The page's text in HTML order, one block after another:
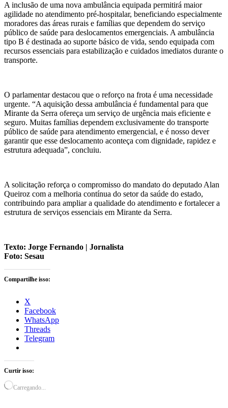
A inclusão de uma nova ambulância equipada permitirá maior
agilidade no atendimento pré-hospitalar, beneficiando especialmente
moradores das áreas rurais e famílias que dependem do serviço
público de saúde para deslocamentos emergenciais. A ambulância
tipo B é destinada ao suporte básico de vida, sendo equipada com
recursos essenciais para estabilização e cuidados imediatos durante o
transporte.
O parlamentar destacou que o reforço na frota é uma necessidade
urgente. “A aquisição dessa ambulância é fundamental para que
Mirante da Serra ofereça um serviço de urgência mais eficiente e
seguro. Muitas famílias dependem exclusivamente do transporte
público de saúde para atendimento emergencial, e é nosso dever
garantir que esse deslocamento aconteça com dignidade, rapidez e
estrutura adequada”, concluiu.
A solicitação reforça o compromisso do mandato do deputado Alan
Queiroz com a melhoria contínua do setor da saúde do estado,
contribuindo para ampliar a qualidade do atendimento e fortalecer a
estrutura de serviços essenciais em Mirante da Serra.
Texto: Jorge Fernando | Jornalista
Foto: Sesau
Compartilhe isso:
X
Facebook
WhatsApp
Threads
Telegram
Curtir isso:
Carregando...